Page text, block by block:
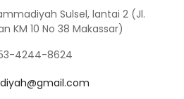
Sulsel, lantai 2 (Jl.
KM 10 No 38 Makassar)
4244-8624